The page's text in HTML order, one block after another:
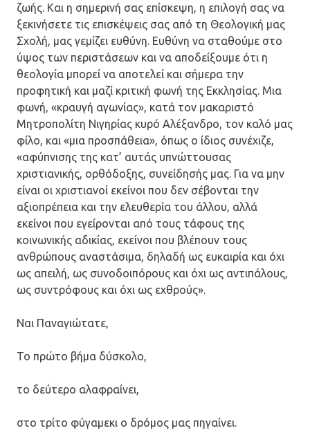
ζωής. Και η σημερινή σας επίσκεψη, η επιλογή σας να
ξεκινήσετε τις επισκέψεις σας από τη Θεολογική μας
Σχολή, μας γεμίζει ευθύνη. Ευθύνη να σταθούμε στο
ύψος των περιστάσεων και να αποδείξουμε ότι η
θεολογία μπορεί να αποτελεί και σήμερα την
προφητική και μαζί κριτική φωνή της Εκκλησίας. Μια
φωνή, «κραυγή αγωνίας», κατά τον μακαριστό
Μητροπολίτη Νιγηρίας κυρό Αλέξανδρο, τον καλό μας
φίλο, και «μια προσπάθεια», όπως ο ίδιος συνέχιζε,
«αφύπνισης της κατ’ αυτάς υπνώττουσας
χριστιανικής, ορθόδοξης, συνείδησής μας. Για να μην
είναι οι χριστιανοί εκείνοι που δεν σέβονται την
αξιοπρέπεια και την ελευθερία του άλλου, αλλά
εκείνοι που εγείρονται από τους τάφους της
κοινωνικής αδικίας, εκείνοι που βλέπουν τους
ανθρώπους αναστάσιμα, δηλαδή ως ευκαιρία και όχι
ως απειλή, ως συνοδοιπόρους και όχι ως αντιπάλους,
ως συντρόφους και όχι ως εχθρούς».
Ναι Παναγιώτατε,
Το πρώτο βήμα δύσκολο,
το δεύτερο αλαφραίνει,
στο τρίτο φύγαμεκι ο δρόμος μας πηγαίνει.